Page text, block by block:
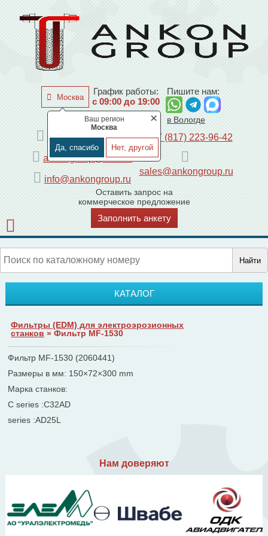
Москва
×
Ваш регион
Москва
Да, спасибо Нет, другой
График работы:
с 09:00 до 19:00
Пишите нам:
по Москве
+7 (495) 225-44-08
ankongroup@mail.ru
info@ankongroup.ru
в Вологде
+7 (817) 223-96-42
sales@ankongroup.ru
Оставить запрос на
коммерческое предложение
Заполнить анкету
Найти
КАТАЛОГ
Фильтры (ЕDM) для электроэрозионных
станков » Фильтр MF-1530
Фильтр MF-1530 (2060441)
Размеры в мм: 150×72×300 mm
Марка станков:
C series :C32AD
series :AD25L
Нам доверяют